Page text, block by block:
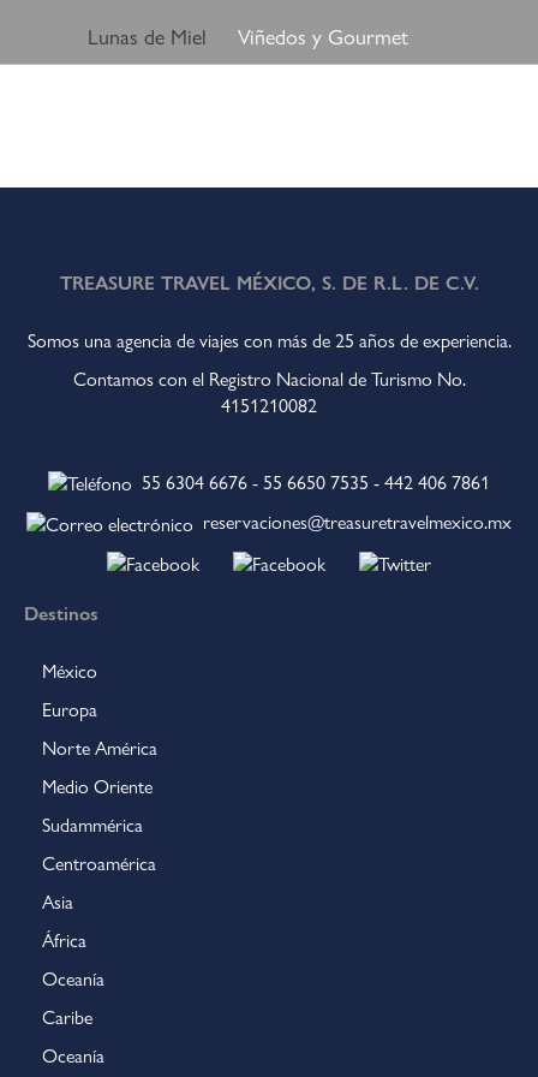
Lunas de Miel Viñedos y Gourmet
TREASURE TRAVEL MÉXICO, S. DE R.L. DE C.V.
Somos una agencia de viajes con más de 25 años de experiencia.
Contamos con el Registro Nacional de Turismo No.
4151210082
55 6304 6676 - 55 6650 7535 - 442 406 7861
reservaciones@treasuretravelmexico.mx
Destinos
México
Europa
Norte América
Medio Oriente
Sudammérica
Centroamérica
Asia
África
Oceanía
Caribe
Oceanía